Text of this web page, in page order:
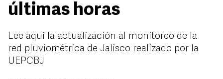
últimas horas
Lee aquí la actualización al monitoreo de la
red pluviométrica de Jalisco realizado por la
UEPCBJ